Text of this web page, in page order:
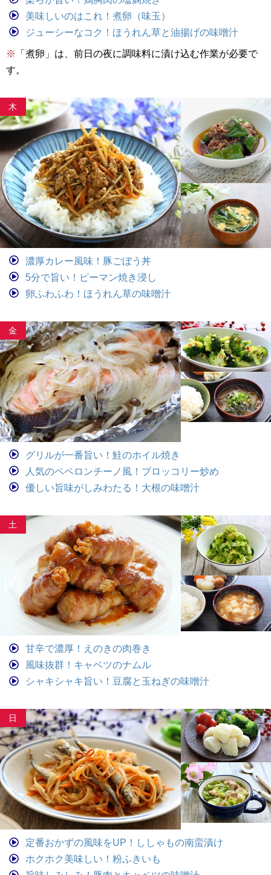
美味しいのはこれ！煮卵（味玉）
ジューシーなコク！ほうれん草と油揚げの味噌汁
※
「煮卵」は、前日の夜に調味料に漬け込む作業が必要で
す。
木
濃厚カレー風味！豚ごぼう丼
5分で旨い！ピーマン焼き浸し
卵ふわふわ！ほうれん草の味噌汁
金
グリルが一番旨い！鮭のホイル焼き
人気のペペロンチーノ風！ブロッコリー炒め
優しい旨味がしみわたる！大根の味噌汁
土
甘辛で濃厚！えのきの肉巻き
風味抜群！キャベツのナムル
シャキシャキ旨い！豆腐と玉ねぎの味噌汁
日
定番おかずの風味をUP！ししゃもの南蛮漬け
ホクホク美味しい！粉ふきいも